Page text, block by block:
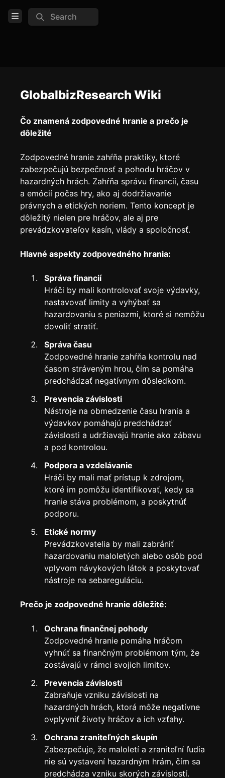
Feed
TOOLS
Create new page
Edit page
CTRL+ E
Page History
Analytics
Search
Open Menu
GlobalbizResearch Wiki
Čo znamená zodpovedné hranie a prečo je
dôležité
Zodpovedné hranie zahŕňa praktiky, ktoré
zabezpečujú bezpečnosť a pohodu hráčov v
hazardných hrách. Zahŕňa správu financií, času
a emócií počas hry, ako aj dodržiavanie
právnych a etických noriem. Tento koncept je
dôležitý nielen pre hráčov, ale aj pre
prevádzkovateľov kasín, vlády a spoločnosť.
Hlavné aspekty zodpovedného hrania:
Správa financií
Hráči by mali kontrolovať svoje výdavky,
nastavovať limity a vyhýbať sa
hazardovaniu s peniazmi, ktoré si nemôžu
dovoliť stratiť.
Správa času
Zodpovedné hranie zahŕňa kontrolu nad
časom stráveným hrou, čím sa pomáha
predchádzať negatívnym dôsledkom.
Prevencia závislosti
Nástroje na obmedzenie času hrania a
výdavkov pomáhajú predchádzať
závislosti a udržiavajú hranie ako zábavu
a pod kontrolou.
Podpora a vzdelávanie
Hráči by mali mať prístup k zdrojom,
ktoré im pomôžu identifikovať, kedy sa
hranie stáva problémom, a poskytnúť
podporu.
Etické normy
Prevádzkovatelia by mali zabrániť
hazardovaniu maloletých alebo osôb pod
vplyvom návykových látok a poskytovať
nástroje na sebareguláciu.
Prečo je zodpovedné hranie dôležité:
Ochrana finančnej pohody
Zodpovedné hranie pomáha hráčom
vyhnúť sa finančným problémom tým, že
zostávajú v rámci svojich limitov.
Prevencia závislosti
Zabraňuje vzniku závislosti na
hazardných hrách, ktorá môže negatívne
ovplyvniť životy hráčov a ich vzťahy.
Ochrana zraniteľných skupín
Zabezpečuje, že maloletí a zraniteľní ľudia
nie sú vystavení hazardným hrám, čím sa
predchádza vzniku skorých závislostí.